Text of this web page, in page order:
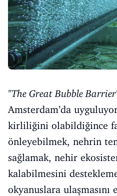
"The Great Bubble
Amsterdam’da
kirliliğini olabildiğince
önleyebilmek, nehrin
sağlamak, nehir
kalabilmesini
okyanuslara